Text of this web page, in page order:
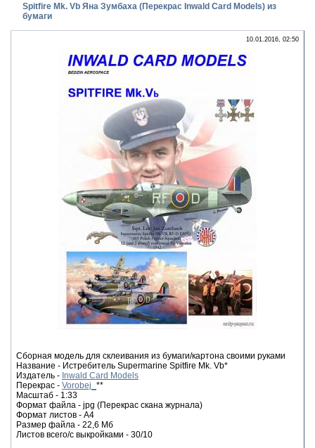
Spitfire Mk. Vb Яна Зумбаха (Перекрас Inwald Card Models) из
бумаги
10.01.2016, 02:50
Сборная модель для склеивания из бумаги/картона своими руками
Название - Истребитель Supermarine Spitfire Mk. Vb*
Издатель - Inwald Card Models
Перекрас - Vorobej_ **
Масштаб - 1:33
Формат файла - jpg (Перекрас скана журнала)
Формат листов - A4
Размер файла - 22,6 Мб
Листов всего/с выкройками - 30/10